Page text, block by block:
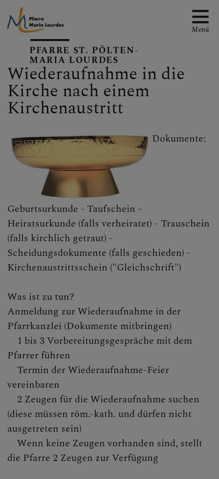
EMAIL AN DIE PFARRE
TERMINE
GALERIE
KLICKEN SIE AUF DAS
"+", UM UNTERMENÜS
ZU ÖFFNEN
PFARRTEAM
GRUPPEN, RUNDEN,
EVENTS, AKTIONEN
GESCHICHTE DER
PFARRE
CHRISTLICHES LEBEN &
PFARRE ST. PÖLTEN-
MARIA LOURDES
Menü
Wiederaufnahme in die
Kirche nach einem
Kirchenaustritt
Dokumente:
Geburtsurkunde - Taufschein -
Heiratsurkunde (falls verheiratet) - Trauschein
(falls kirchlich getraut) -
Scheidungsdokumente (falls geschieden) -
Kirchenaustrittsschein ("Gleichschrift")
Was ist zu tun?
Anmeldung zur Wiederaufnahme in der
Pfarrkanzlei (Dokumente mitbringen)
1 bis 3 Vorbereitungsgespräche mit dem
Pfarrer führen
Termin der Wiederaufnahme-Feier
vereinbaren
2 Zeugen für die Wiederaufnahme suchen
(diese müssen röm.-kath. und dürfen nicht
ausgetreten sein)
Wenn keine Zeugen vorhanden sind, stellt
die Pfarre 2 Zeugen zur Verfügung